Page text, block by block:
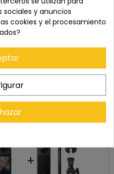
+
y anuncios
cookies y el procesamiento